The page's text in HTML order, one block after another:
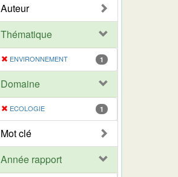
Auteur
Thématique
ENVIRONNEMENT 1
Domaine
ECOLOGIE 1
Mot clé
Année rapport